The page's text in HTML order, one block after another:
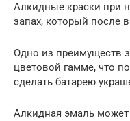
Алкидные краски при
запах, который после
Одно из преимуществ
цветовой гамме, что
сделать батарею
Алкидная эмаль